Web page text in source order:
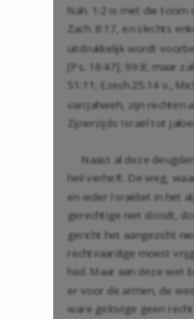
Nah. 1:2 is met die toorn
Zach. 8:17 , en slechts
uitdrukkelijk wordt
[Ps. 18:47]; 99:8 , maar
51:11 Ezech.25:14 v.,
van Jahweh, zijn rechten
Zijnerzijds Israël tot
Naast al deze
heil verheft. De weg,
en ieder Israëliet in het
gerechtige niet doodt,
gericht het aangezicht
rechtvaardige moest
had. Maar aan deze wet
er voor de armen, de
ware gelovige geen